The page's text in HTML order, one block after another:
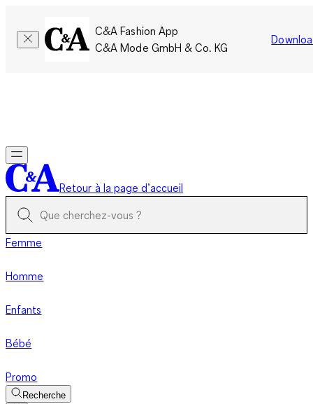
C&A Fashion App
C&A Mode GmbH & Co. KG
Retour à la page d’accueil
Femme
Homme
Enfants
Bébé
Promo
Recherche